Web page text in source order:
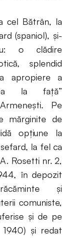
cel Bătrân, la
(spaniol), şi-
o clădire
splendid
apropiere a
la faţă”
Pe
mărginite de
opţiune la
la fel ca
Rosetti nr. 2,
în depozit
şi
comuniste,
şi de pe
şi redat